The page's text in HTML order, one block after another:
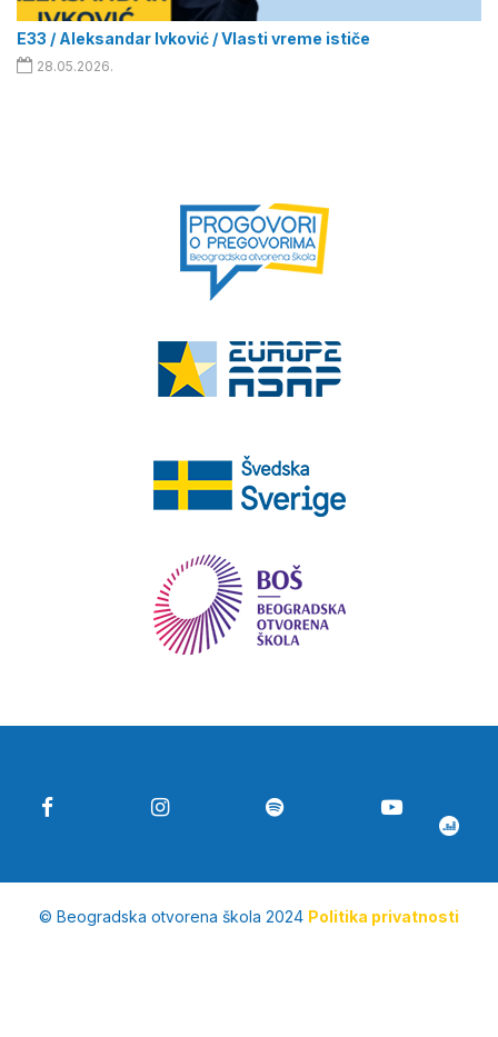
E33 / Aleksandar Ivković / Vlasti vreme ističe
28.05.2026.
© Beogradska otvorena škola 2024 Politika privatnosti